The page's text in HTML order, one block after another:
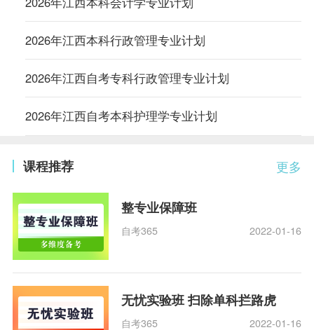
2026年江西本科行政管理专业计划
2026年江西自考专科行政管理专业计划
2026年江西自考本科护理学专业计划
更多
课程推荐
整专业保障班
自考365 2022-01-16
无忧实验班 扫除单科拦路虎
自考365 2022-01-16